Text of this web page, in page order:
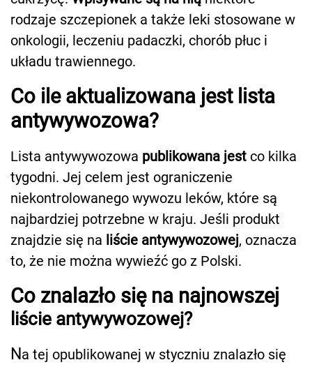
rodzaje szczepionek a także leki stosowane w
onkologii, leczeniu padaczki, chorób płuc i
układu trawiennego.
Co ile aktualizowana jest lista
antywywozowa?
Lista antywywozowa publikowana jest co kilka
tygodni. Jej celem jest ograniczenie
niekontrolowanego wywozu leków, które są
najbardziej potrzebne w kraju. Jeśli produkt
znajdzie się na liście antywywozowej, oznacza
to, że nie można wywieźć go z Polski.
Co znalazło się na najnowszej
liście antywywozowej?
Na tej opublikowanej w styczniu znalazło się